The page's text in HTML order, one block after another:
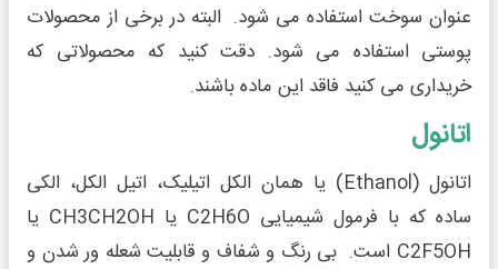
عنوان سوخت استفاده می شود. البته در برخی از محصولات
پوستی استفاده می شود. دقت کنید که محصولاتی که
خریداری می کنید فاقد این ماده باشند.
اتانول
اتانول (Ethanol) یا همان الکل اتیلیک، اتیل الکل، الکی
ساده که با فرمول شیمیایی C­2H6O یا CH3CH2OH یا
C2F5OH است. بی رنگ و شفاف و قابلیت شعله ور شدن و